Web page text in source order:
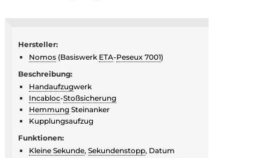
Hersteller:
Nomos (Basiswerk ETA-Peseux 7001)
Beschreibung:
Handaufzugwerk
Incabloc-Stoßsicherung
Hemmung Steinanker
Kupplungsaufzug
Funktionen:
Kleine Sekunde, Sekundenstopp, Datum